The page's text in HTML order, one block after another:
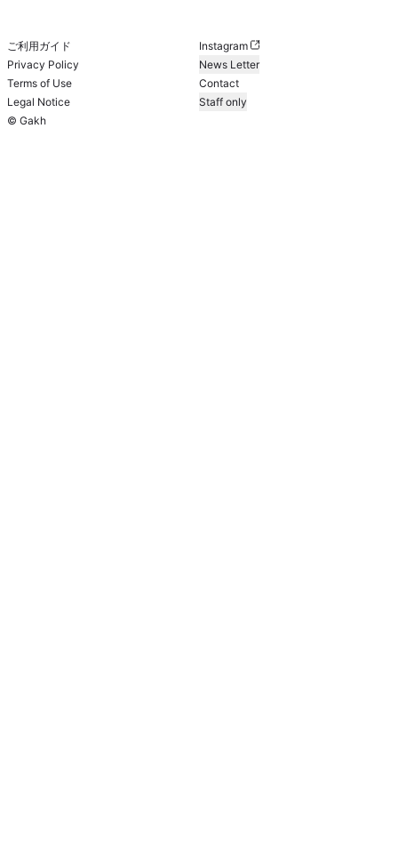
ご利用ガイド
Privacy Policy
Terms of Use
Legal Notice
Instagram
News Letter
Contact
Staff only
© Gakh